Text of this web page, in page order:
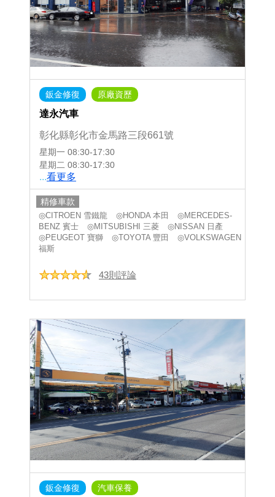
鈑金修復 原廠資歷
達永汽車
彰化縣彰化市金馬路三段661號
星期一 08:30-17:30
星期二 08:30-17:30
...看更多
精修車款
◎CITROEN 雪鐵龍 ◎HONDA 本田
◎MERCEDES-
BENZ 賓士
◎MITSUBISHI 三菱
◎NISSAN 日產
◎PEUGEOT 寶獅
◎TOYOTA 豐田
◎VOLKSWAGEN
福斯
43則評論
鈑金修復 汽車保養